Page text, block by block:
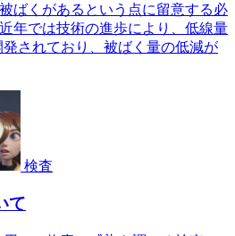
ばくがあるという点に留意する必
年では技術の進歩により、低線量
されており、被ばく量の低減が
検査
て